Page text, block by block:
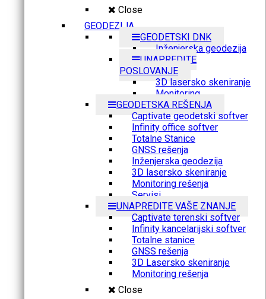
Close
GEODEZIJA
GEODETSKI DNK
Inženjerska geodezija
UNAPREDITE
POSLOVANJE
3D lasersko skeniranje
Monitoring
GEODETSKA REŠENJA
Captivate geodetski softver
Infinity office softver
Totalne Stanice
GNSS rešenja
Inženjerska geodezija
3D lasersko skeniranje
Monitoring rešenja
Servisi
UNAPREDITE VAŠE ZNANJE
Captivate terenski softver
Infinity kancelarijski softver
Totalne stanice
GNSS rešenja
3D Lasersko skeniranje
Monitoring rešenja
Close